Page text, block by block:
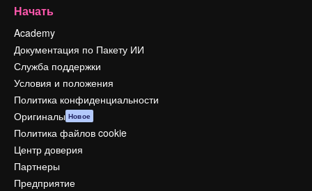
Начать
Academy
Документация по Пакету ИИ
Служба поддержки
Условия и положения
Политика конфиденциальности
Оригиналы Новое
Политика файлов cookie
Центр доверия
Партнеры
Предприятие